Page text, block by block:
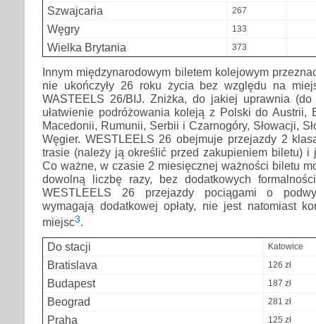
Szwajcaria 267
Węgry 133
Wielka Brytania 373
Innym międzynarodowym biletem kolejowym
nie ukończyły 26 roku życia bez względu na
WASTEELS 26/BIJ. Zniżka, do jakiej uprawnia
ułatwienie podróżowania koleją z Polski do Austrii,
Macedonii, Rumunii, Serbii i Czarnogóry, Słowacji,
Węgier. WESTLEELS 26 obejmuje przejazdy 2
trasie (należy ją określić przed zakupieniem biletu) i
Co ważne, w czasie 2 miesięcznej ważności biletu
dowolną liczbę razy, bez dodatkowych
WESTLEELS 26 przejazdy pociągami o
wymagają dodatkowej opłaty, nie jest natomiast
miejsc3.
Do stacji
Katowice
Bratislava 126 zł
Budapest 187 zł
Beograd 281 zł
Praha 125 zł